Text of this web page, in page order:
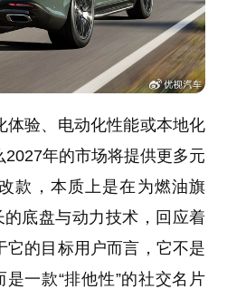
体验、电动化性能或本地化
2027年的市场将提供更多元
款，本质上是在为燃油旗
的底盘与动力技术，回应着
它的目标用户而言，它不是
是一款“排他性”的社交名片